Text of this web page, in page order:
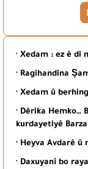
· Xedam : ez ê di
· Ragihandina
· Xedam û
· Dêrika Hemko…
kurdayetiyê
· Heyva Avdarê
· Daxuyanî bo